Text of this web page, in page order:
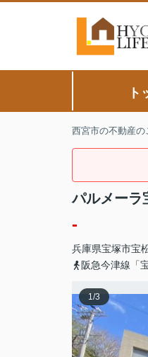
ト
西宮市の不動産
パルメーラ
-
兵庫県宝塚市宝
阪急今津線「
1/3